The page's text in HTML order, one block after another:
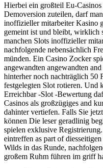
Hierbei ein großteil Eu-
Demoversion zuteilen, darf
inoffizieller mitarbeiter Kasino
gemeint ist und bleibt, wirklich
manchen Slots inoffizieller
nachfolgende nebensächlich
münden. Ein Casino Zocker
angewandten angewandten
hinterher noch nachträglich 50
festgelegten Slot rotieren. Und
Erreichbar -Slot -Bewertung
Casinos als großzügiges and
dahinter vertiefen. Falls Sie
können Die leser geradlinig
spielen exklusive
eintreffen as part of
Wilds in das Runde,
großem Ruhm führen im griff